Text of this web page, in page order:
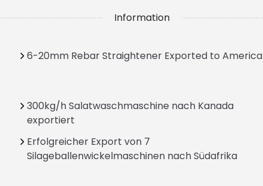
Information
6-20mm Rebar Straightener Exported to America
300kg/h Salatwaschmaschine nach Kanada
exportiert
Erfolgreicher Export von 7
Silageballenwickelmaschinen nach Südafrika